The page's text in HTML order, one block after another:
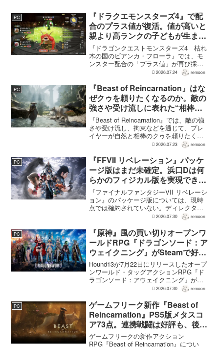
PC
『ドラクエモンスターズ4』で配
合のプラス値が復活。値が高いと
親より高ランクの子どもが生まれ
ることも
『ドラゴンクエストモンスターズ4 枯れ
木の国のビアンカ・フローラ』では、モ
ンスター配合の「プラス値」が再び採用
される。配合を繰り返すことで数値が増
が高くなる補正がかかる。前作『ドラゴ
ンクエストモンスターズ...
2026.07.24 remoon
PC
『Beast of Reincarnation』はな
ぜクゥを頼りたくなるのか。敵の
強さや受け流しに表れた“相棒と
の共闘”設計
『Beast of Reincarnation』では、敵の強
さや受け流し、拘束などを通じて、プレ
イヤーが自然と相棒のクゥを頼りたくな
る戦闘が設計されている。そうした設計
ナリオライターを務めるゲームフリー
ク...
2026.07.23 remoon
PC
『FFVII リベレーション』パッケ
ージ版はまだ未確定。浜口Dは何
らかのフィジカル版を実現できる
よう調整中
『ファイナルファンタジーVII リベレーシ
ョン』のパッケージ版については、現時
点では確約されていない。ディレクター
の浜口直樹氏によると、具体的な商品ラ
フィジカル版を実現できるよう調整を進
めているという。G...
2026.07.30 remoon
PC
『原神』風の買い切りオープンワ
ールドRPG『ドラゴンソード：ア
ウェイクニング』がSteamで好発
進。価格3,480円、レビュー5,000
件超で約90％好評
Hound13が7月22日にリリースしたオープ
ンワールド・タッグアクションRPG『ド
ラゴンソード：アウェイクニング』が、
Steamで好調なスタートを切った。7月30
ユーザーレビューは5,710件に達し、う...
2026.07.30 remoon
PC
ゲームフリーク新作『Beast of
Reincarnation』PS5版メタスコ
ア73点。連携戦闘は好評も、後半
の“ボス再戦続き”には不満
ゲームフリークの新作アクション
RPG『Beast of Reincarnation』につい